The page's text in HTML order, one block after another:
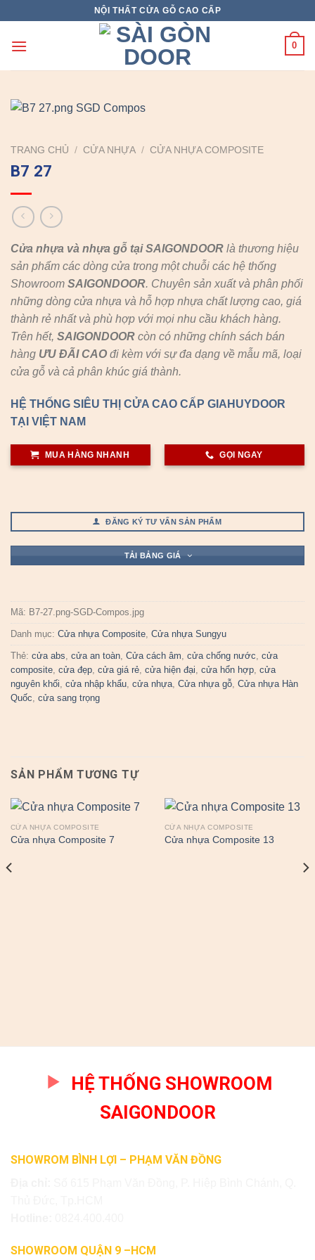
content
NỘI THẤT CỬA GỖ CAO CẤP
0
TRANG CHỦ / CỬA NHỰA / CỬA NHỰA COMPOSITE
B7 27
Cửa nhựa và nhựa gỗ tại SAIGONDOOR là thương hiệu
sản phẩm các dòng cửa trong một chuỗi các hệ thống
Showroom SAIGONDOOR. Chuyên sản xuất và phân phối
những dòng cửa nhựa và hỗ hợp nhựa chất lượng cao, giá
thành rẻ nhất và phù hợp với mọi nhu cầu khách hàng.
Trên hết, SAIGONDOOR còn có những chính sách bán
hàng ƯU ĐÃI CAO đi kèm với sự đa dạng về mẫu mã, loại
cửa gỗ và cả phân khúc giá thành.
HỆ THỐNG SIÊU THỊ CỬA CAO CẤP GIAHUYDOOR
TẠI VIỆT NAM
MUA HÀNG NHANH GỌI NGAY
ĐĂNG KÝ TƯ VẤN SẢN PHẨM
TẢI BẢNG GIÁ
Mã: B7-27.png-SGD-Compos.jpg
Danh mục: Cửa nhựa Composite, Cửa nhựa Sungyu
Thẻ: cửa abs, cửa an toàn, Cửa cách âm, cửa chống nước, cửa
composite, cửa đẹp, cửa giá rẻ, cửa hiện đại, cửa hổn hợp, cửa
nguyên khối, cửa nhập khẩu, cửa nhựa, Cửa nhựa gỗ, Cửa nhựa Hàn
Quốc, cửa sang trọng
SẢN PHẨM TƯƠNG TỰ
CỬA NHỰA COMPOSITE
Cửa nhựa Composite 7
CỬA NHỰA COMPOSITE
Cửa nhựa Composite 13
HỆ THỐNG SHOWROOM
SAIGONDOOR
SHOWROM BÌNH LỢI – PHẠM VĂN ĐỒNG
SHOWROOM QUẬN 9 –HCM